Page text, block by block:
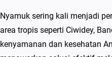
a
m
u
Nyamuk sering kali menjadi
area tropis seperti Ciwidey,
kenyamanan dan kesehatan